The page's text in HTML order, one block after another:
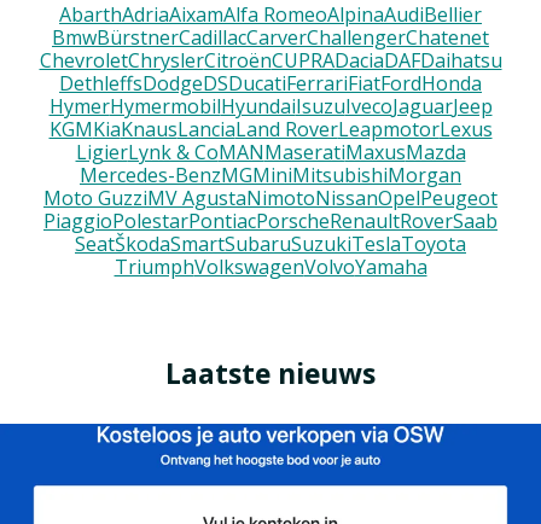
AbarthAdriaAixamAlfa RomeoAlpinaAudiBellier
BmwBürstnerCadillacCarverChallengerChatenet
ChevroletChryslerCitroënCUPRADaciaDAFDaihatsu
DethleffsDodgeDSDucatiFerrariFiatFordHonda
HymerHymermobilHyundaiIsuzuIvecoJaguarJeep
KGMKiaKnausLanciaLand RoverLeapmotorLexus
LigierLynk & CoMANMaseratiMaxusMazda
Mercedes-BenzMGMiniMitsubishiMorgan
Moto GuzziMV AgustaNimotoNissanOpelPeugeot
PiaggioPolestarPontiacPorscheRenaultRoverSaab
SeatŠkodaSmartSubaruSuzukiTeslaToyota
TriumphVolkswagenVolvoYamaha
Laatste nieuws